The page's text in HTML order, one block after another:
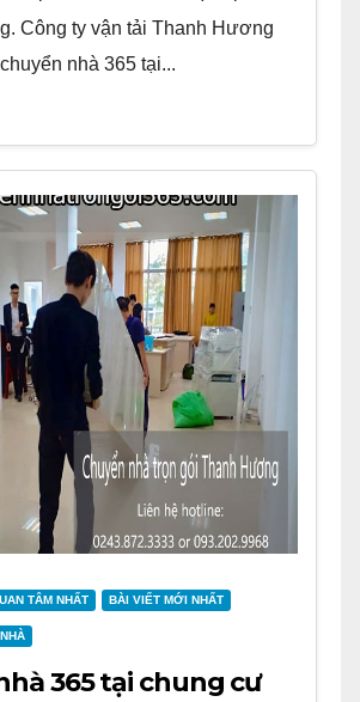
Công ty vận tải Thanh Hương
nhà 365 tại...
TÂM NHẤT BÀI VIẾT MỚI NHẤT
365 tại chung cư